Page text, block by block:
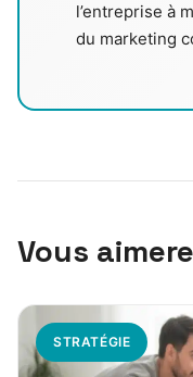
l’entreprise à
du marketing
Vous
STRATÉGIE